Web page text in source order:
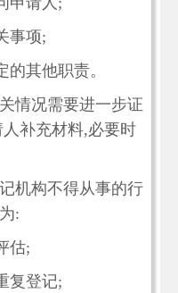
事项;
其他职责。
情况需要进一步证
补充材料,必要时
机构不得从事的行
:
估;
复登记;